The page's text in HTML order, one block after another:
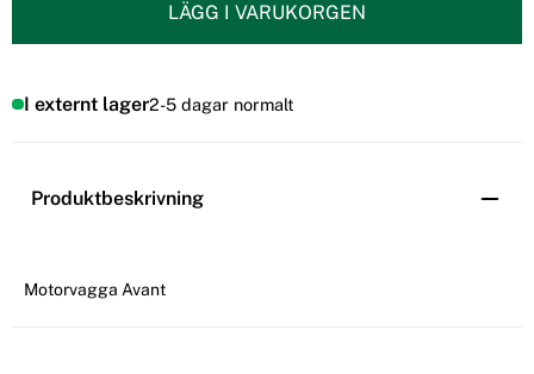
LÄGG I VARUKORGEN
I externt lager2-5 dagar normalt
Produktbeskrivning
Motorvagga Avant